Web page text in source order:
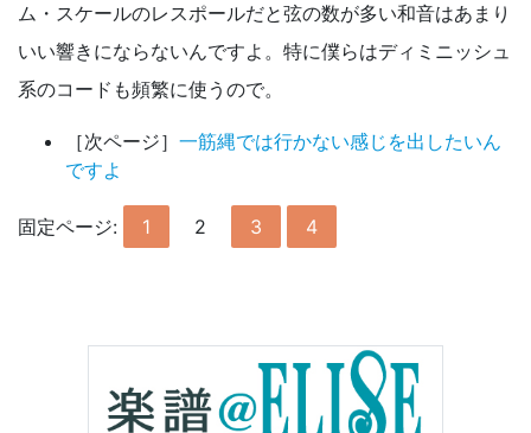
ム・スケールのレスポールだと弦の数が多い和音はあまり
いい響きにならないんですよ。特に僕らはディミニッシュ
系のコードも頻繁に使うので。
［次ページ］ 一筋縄では行かない感じを出したいん
ですよ
固定ページ: 1 2 3 4